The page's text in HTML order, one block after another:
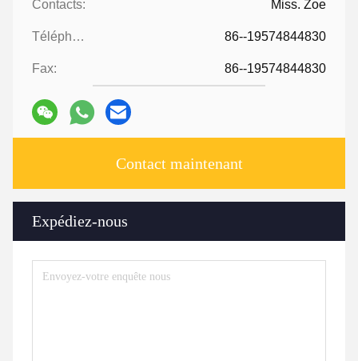
Contacts: Miss. Zoe
Téléphone: 86--19574844830
Fax: 86--19574844830
Contact maintenant
Expédiez-nous